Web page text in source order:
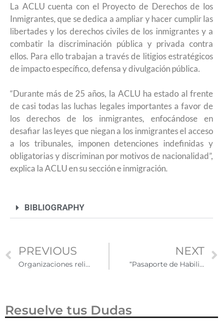
La ACLU cuenta con el Proyecto de Derechos de los
Inmigrantes, que se dedica a ampliar y hacer cumplir las
libertades y los derechos civiles de los inmigrantes y a
combatir la discriminación pública y privada contra
ellos. Para ello trabajan a través de litigios estratégicos
de impacto específico, defensa y divulgación pública.
“Durante más de 25 años, la ACLU ha estado al frente
de casi todas las luchas legales importantes a favor de
los derechos de los inmigrantes, enfocándose en
desafiar las leyes que niegan a los inmigrantes el acceso
a los tribunales, imponen detenciones indefinidas y
obligatorias y discriminan por motivos de nacionalidad”,
explica la ACLU en su sección e inmigración.
BIBLIOGRAPHY
PREVIOUS
Organizaciones religiosas en El Paso, Texas denuncian impacto de nuevas políticas migratorias
NEXT
“Pasaporte de Habilidades” para impulsar el desarrollo personal y profesional de migrantes
Resuelve tus Dudas